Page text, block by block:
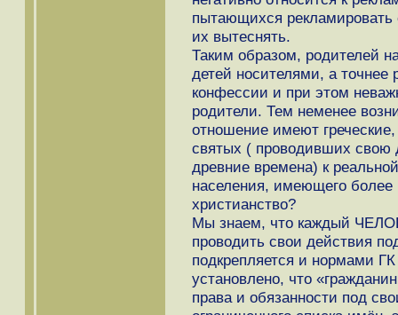
пытающихся
их вытеснять.
Таким образом, родителей
детей носителями, а
конфессии и при этом
родители. Тем неменее
отношение имеют
святых ( проводивших свою
древние времена) к
населения, имеющего
христианство?
Мы знаем, что каждый
проводить свои действия
подкрепляется и нормами
установлено, что
права и обязанности под